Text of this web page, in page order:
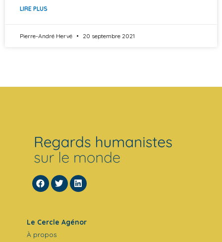
LIRE PLUS
Pierre-André Hervé 20 septembre 2021
Le Cercle Agénor
À propos